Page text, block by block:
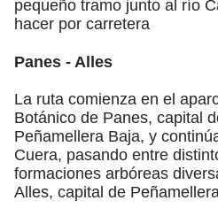
pequeño tramo junto al río
hacer por carretera
Panes - Alles
La ruta comienza en el
Botánico de Panes, capital
Peñamellera Baja, y
Cuera, pasando entre
formaciones arbóreas
Alles, capital de